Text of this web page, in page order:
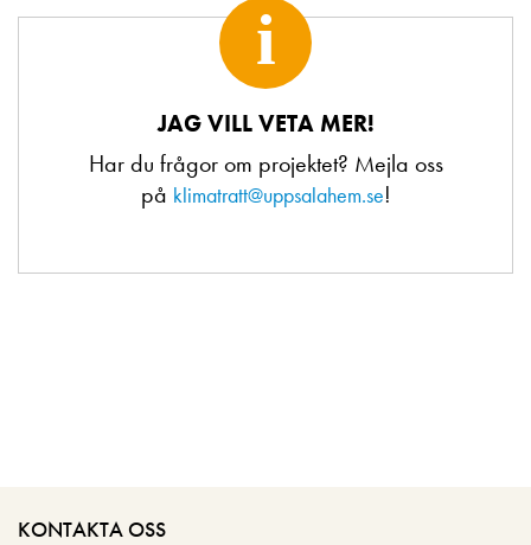
i
JAG VILL VETA MER!
Har du frågor om projektet? Mejla oss
på klimatratt@uppsalahem.se!
KONTAKTA OSS